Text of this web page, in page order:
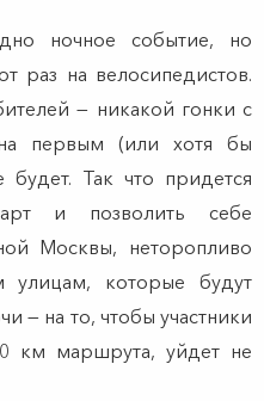
ночное событие, но
раз на велосипедистов.
— никакой гонки с
первым (или хотя бы
Так что придется
и позволить себе
Москвы, неторопливо
улицам, которые будут
— на то, чтобы участники
км маршрута, уйдет не